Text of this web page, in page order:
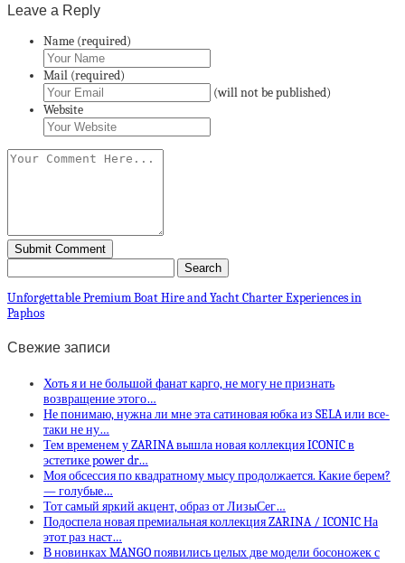
Leave a Reply
Name (required)
Mail (required)
(will not be published)
Website
Unforgettable Premium Boat Hire and Yacht Charter Experiences in
Paphos
Свежие записи
Хоть я и не большой фанат карго, не могу не признать
возвращение этого…
Не понимаю, нужна ли мне эта сатиновая юбка из SELA или все-
таки не ну…
Тем временем у ZARINA вышла новая коллекция ICONIC в
эстетике power dr…
Моя обсессия по квадратному мысу продолжается. Какие берем?
— голубые…
Тот самый яркий акцент, образ от ЛизыСег…
Подоспела новая премиальная коллекция ZARINA / ICONIC На
этот раз наст…
В новинках MANGO появились целых две модели босоножек с